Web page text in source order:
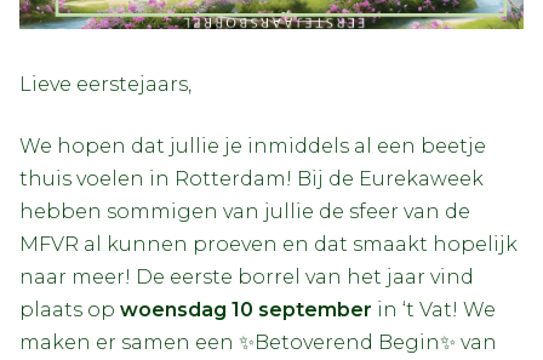
Lieve eerstejaars,
We hopen dat jullie je inmiddels al een beetje
thuis voelen in Rotterdam! Bij de Eurekaweek
hebben sommigen van jullie de sfeer van de
MFVR al kunnen proeven en dat smaakt hopelijk
naar meer! De eerste borrel van het jaar vind
plaats op woensdag 10 september in ‘t Vat! We
maken er samen een ✨Betoverend Begin✨ van